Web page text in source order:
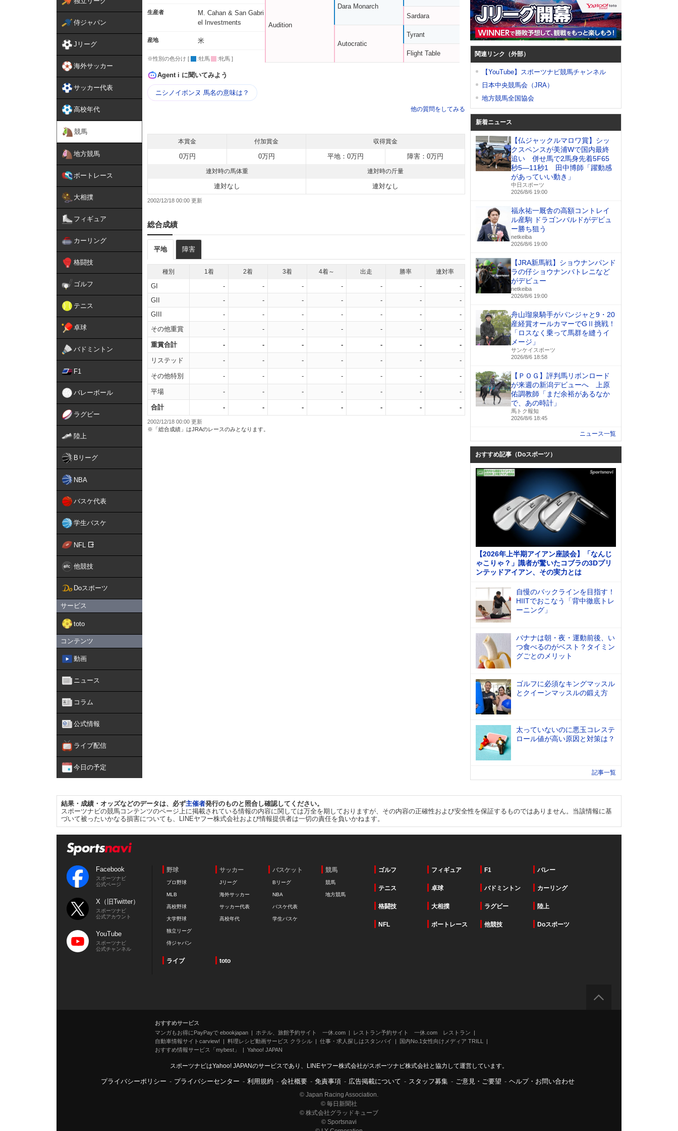
侍ジャパン
Jリーグ
海外サッカー
サッカー代表
高校年代
競馬
地方競馬
ボートレース
大相撲
フィギュア
カーリング
格闘技
ゴルフ
テニス
卓球
バドミントン
F1
バレーボール
ラグビー
陸上
Bリーグ
NBA
バスケ代表
学生バスケ
NFL
他競技
Doスポーツ
サービス
toto
コンテンツ
動画
ニュース
コラム
公式情報
ライブ配信
今日の予定
生産者
M. Cahan & San Gabri
el Investments
産地 米
※性別の色分け [ :牡馬 :牝馬 ]
Audition
Dara Monarch
Autocratic
Sardara
Tyrant
Flight Table
Agent i に聞いてみよう
ニシノイボンヌ 馬名の意味は？
他の質問をしてみる
本賞金 付加賞金 収得賞金
0万円 0万円 平地：0万円 障害：0万円
連対時の馬体重 連対時の斤量
連対なし 連対なし
2002/12/18 00:00
総合成績
平地 障害
種別 1着 2着 3着 4着～ 出走 勝率 連対率
GI - - - - - -
-
GII
- - - - - -
-
GIII
- - - - - -
-
その他重賞
- - - - - - -
重賞合計 - - - - - - -
リステッド - - - - - - -
その他特別 - - - - - - -
平場 - - - - - - -
合計 - - - - - - -
2002/12/18 00:00 更新
※「総合成績」はJRAのレースのみとなります。
関連リンク（外部）
【YouTube】スポーツナビ競馬チャンネル
日本中央競馬会（JRA）
地方競馬全国協会
新着ニュース
【仏ジャックルマロワ賞】シッ
クスペンスが美浦Wで国内最終
追い 併せ馬で2馬身先着5F65
秒5―11秒1 田中博師「躍動感
があっていい動き」
中日スポーツ
2026/8/6 19:00
福永祐一厩舎の高額コントレイ
ル産駒 ドラゴンバルドがデビュ
ー勝ち狙う
netkeiba
2026/8/6 19:00
【JRA新馬戦】ショウナンパンド
ラの仔ショウナンバトレニなど
がデビュー
netkeiba
2026/8/6 19:00
舟山瑠泉騎手がパンジャと9・20
産経賞オールカマーでGⅡ挑戦！
「ロスなく乗って馬群を縫うイ
メージ」
サンケイスポーツ
2026/8/6 18:58
【ＰＯＧ】評判馬リボンロード
が来週の新潟デビューへ 上原
佑調教師「まだ余裕があるなか
で、あの時計」
馬トク報知
2026/8/6 18:45
ニュース一覧
おすすめ記事（Doスポーツ）
【2026年上半期アイアン座談会】「なんじ
ゃこりゃ？」識者が驚いたコブラの3Dプリ
ンテッドアイアン、その実力とは
自慢のバックラインを目指す！
HIITでおこなう「背中徹底トレ
ーニング」
バナナは朝・夜・運動前後、い
つ食べるのがベスト？タイミン
グごとのメリット
ゴルフに必須なキングマッスル
とクイーンマッスルの鍛え方
太っていないのに悪玉コレステ
ロール値が高い原因と対策は？
記事一覧
結果・成績・オッズなどのデータは、必ず主催者発行のものと照合し確認してください。
スポーツナビの競馬コンテンツのページ上に掲載されている情報の内容に関しては万全を期しておりますが、その内容の正確性および安全性を保証するものではありません。当該情報に基
づいて被ったいかなる損害についても、LINEヤフー株式会社および情報提供者は一切の責任を負いかねます。
Facebook
スポーツナビ
公式ページ
X（旧Twitter）
スポーツナビ
公式アカウント
YouTube
スポーツナビ
公式チャンネル
野球
プロ野球
MLB
高校野球
大学野球
独立リーグ
侍ジャパン
サッカー
Jリーグ
海外サッカー
サッカー代表
高校年代
バスケット
Bリーグ
NBA
バスケ代表
学生バスケ
競馬
競馬
地方競馬
ゴルフ フィギュア F1 バレー
テニス 卓球 バドミントン カーリング
格闘技 大相撲 ラグビー 陸上
NFL ボートレース 他競技 Doスポーツ
ライブ toto
おすすめサービス
マンガもお得にPayPayで ebookjapan
ホテル、旅館予約サイト 一休.com
レストラン予約サイト 一休.com レストラン
自動車情報サイトcarview!
料理レシピ動画サービス クラシル 仕事・求人探しはスタンバイ
国内No.1女性向けメディア TRILL
おすすめ情報サービス「mybest」
Yahoo! JAPAN
スポーツナビはYahoo! JAPANのサービスであり、LINEヤフー株式会社がスポーツナビ株式会社と協力して運営しています。
プライバシーポリシー - プライバシーセンター - 利用規約 - 会社概要 - 免責事項 - 広告掲載について - スタッフ募集 - ご意見・ご要望 - ヘルプ・お問い合わせ
© Japan Racing Association.
© 毎日新聞社
© 株式会社グラッドキューブ
© Sportsnavi